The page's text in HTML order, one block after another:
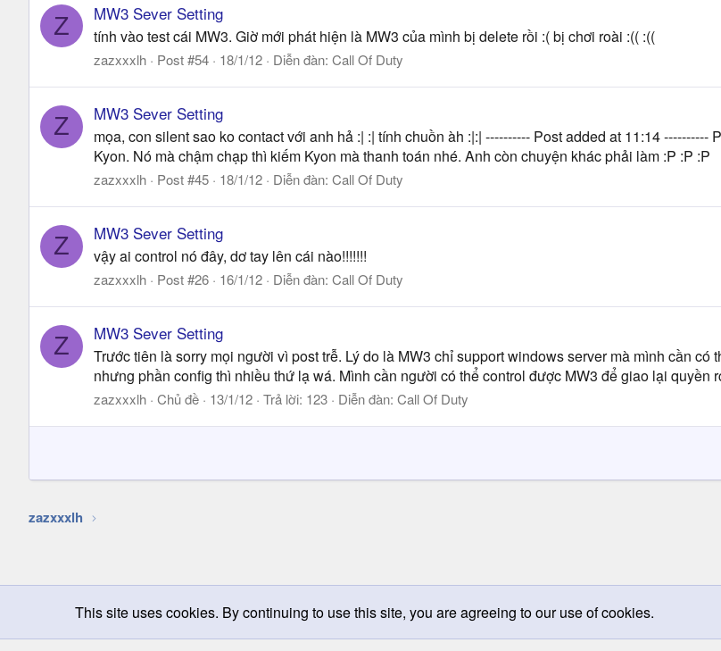
Z MW3 Sever Setting
tính vào test cái MW3. Giờ mới phát hiện là MW3 của mình bị delete rồi :( bị chơi roài :(( :((
zazxxxlh Post #54 18/1/12 Diễn đàn: Call Of Duty
Z MW3 Sever Setting
mọa, con silent sao ko contact với anh hả :| :| tính chuồn àh :|:| ---------- Post added at 11:14
Kyon. Nó mà chậm chạp thì kiếm Kyon mà thanh toán nhé. Anh còn chuyện khác phải làm :P :P :P
zazxxxlh Post #45 18/1/12 Diễn đàn: Call Of Duty
Z MW3 Sever Setting
vậy ai control nó đây, dơ tay lên cái nào!!!!!!!
zazxxxlh Post #26 16/1/12 Diễn đàn: Call Of Duty
Z MW3 Sever Setting
Trước tiên là sorry mọi người vì post trễ. Lý do là MW3 chỉ support windows server mà mình cần
nhưng phần config thì nhiều thứ lạ wá. Mình cần người có thể control được MW3 để giao lại quyền
zazxxxlh Chủ đề 13/1/12 Trả lời: 123 Diễn đàn: Call Of Duty
zazxxxlh
Chọn giao diện Change width
This site uses cookies. By continuing to use this site, you are agreeing to our use of cookies.